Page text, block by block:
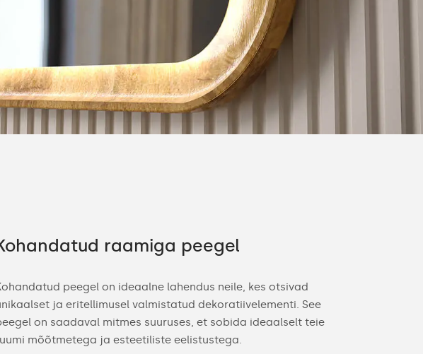
raamiga peegel
peegel on ideaalne lahendus neile, kes otsivad
ja eritellimusel valmistatud dekoratiivelementi. See
on saadaval mitmes suuruses, et sobida ideaalselt teie
mõõtmetega ja esteetiliste eelistustega.